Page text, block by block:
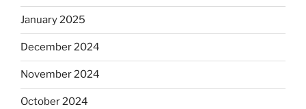
January 2025
December 2024
November 2024
October 2024